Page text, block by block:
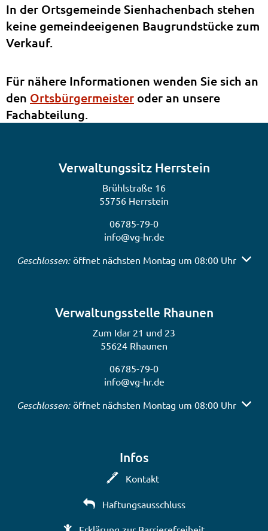
In der Ortsgemeinde Sienhachenbach stehen
keine gemeindeeigenen Baugrundstücke zum
Verkauf.
Für nähere Informationen wenden Sie sich an
den Ortsbürgermeister oder an unsere
Fachabteilung.
Verwaltungssitz Herrstein
Brühlstraße 16
55756 Herrstein
06785-79-0
info@vg-hr.de
Klicken, um weitere Öffnungs- oder Schließzeiten
Geschlossen: öffnet nächsten Montag um 08:00 Uhr
Verwaltungsstelle Rhaunen
Zum Idar 21 und 23
55624 Rhaunen
06785-79-0
info@vg-hr.de
Klicken, um weitere Öffnungs- oder Schließzeiten
Geschlossen: öffnet nächsten Montag um 08:00 Uhr
Infos
Kontakt
Haftungsausschluss